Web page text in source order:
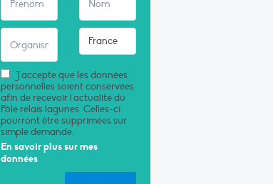
J'accepte que les données
personnelles soient conservées
afin de recevoir l'actualité du
Pôle relais lagunes. Celles-ci
pourront être supprimées sur
simple demande.
En savoir plus sur mes
données